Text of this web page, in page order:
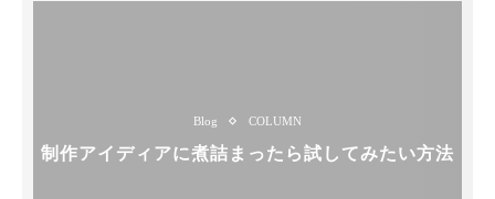
Blog COLUMN
制作アイディアに煮詰まったら試してみたい方法